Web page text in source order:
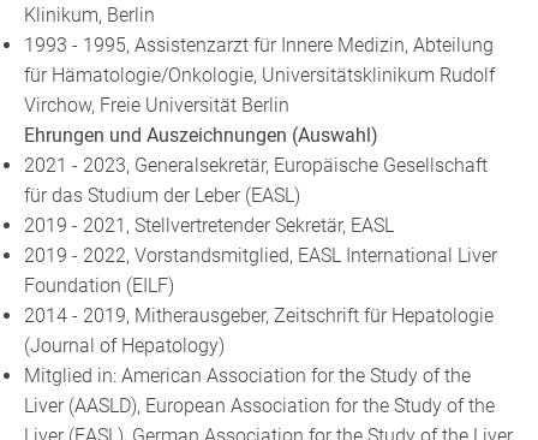
Klinikum, Berlin
1993 - 1995, Assistenzarzt für Innere Medizin, Abteilung
für Hämatologie/Onkologie, Universitätsklinikum Rudolf
Virchow, Freie Universität Berlin
Ehrungen und Auszeichnungen (Auswahl)
2021 - 2023, Generalsekretär, Europäische Gesellschaft
für das Studium der Leber (EASL)
2019 - 2021, Stellvertretender Sekretär, EASL
2019 - 2022, Vorstandsmitglied, EASL International Liver
Foundation (EILF)
2014 - 2019, Mitherausgeber, Zeitschrift für Hepatologie
(Journal of Hepatology)
Mitglied in: American Association for the Study of the
Liver (AASLD), European Association for the Study of the
Liver (EASL), German Association for the Study of the Liver